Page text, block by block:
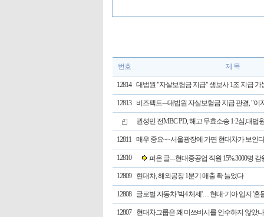
번호 제 목
12814 대법원 "자살보험금 지급" 생보사 1조 지급 가
12813 비즈팩트---대법원 자살보험금 지급 판결, "이
권성민 전MBC PD, 해고 무효소송 1·2심,대법
12811 매우 중요~~서울광장에 가면 현대차가 보인
12810 퍼온 글---현대중공업 직원 15%.3000명 감
12809 현대차, 해외공장 1분기 매출 확 늘었다
12808 글로벌 자동차 '빅4 체제'… 현대·기아 입지 '흔
12807 현대차그룹은 왜 미쓰비시를 인수하지 않았